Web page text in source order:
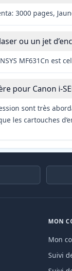
3000 pages,
ou un jet
MF631Cn est
pour Canon i-
sont très
les cartouches
MON
Mon
Suivi